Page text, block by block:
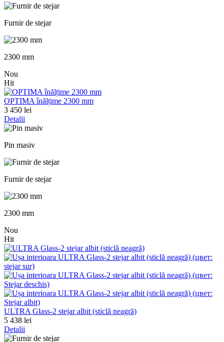
Furnir de stejar
2300 mm
Nou
Hit
OPTIMA înălțime 2300 mm
3 450 lei
Detalii
Pin masiv
Furnir de stejar
2300 mm
Nou
Hit
ULTRA Glass-2 stejar albit (sticlă neagră)
5 438 lei
Detalii